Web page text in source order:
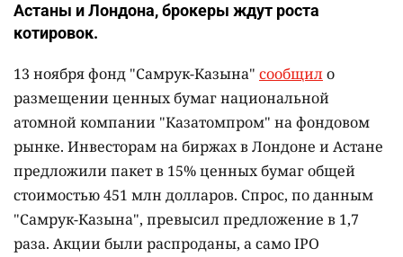
Астаны и Лондона, брокеры ждут роста
котировок.
13 ноября фонд "Самрук-Казына" сообщило
размещении ценных бумаг национальной
атомной компании "Казатомпром" на фондовом
рынке. Инвесторам на биржах в Лондоне и Астане
предложили пакет в 15% ценных бумаг общей
стоимостью 451 млн долларов. Спрос, по данным
"Самрук-Казына", превысил предложение в 1,7
раза. Акции были распроданы, а само IPO